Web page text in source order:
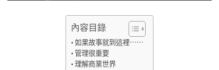
內容目錄
如果故事就到這裡⋯⋯
管理很重要
理解商業世界